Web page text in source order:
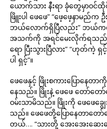
ယောက်သား နီးရာ ခုံတွေမှာဝ
ဖြိူးပါ ဖေဖေ” “ဖေ့ဖေ့နာမ
ဘယ်လောက်ရှိပြီလည်း” ဘယ်ကန
အသက်ကို အရင်မေးလိုက်ရသည်။ “
ရော ပြီးသွားပြီလား” “ဟုတ်ကဲ့ ရှ
ပါ ရှင့်”။
ဖေဖေနှင့် ဖြိုးစကားပြောနေတ
နေသည်။ ဖြိုးနဲ့ ဖေဖေ တော်တ
ဝမ်းသာမိသည်။ ဖြိုးကို ဖေဖေခ
သည်။ ဖေဖေတို့ပြောနေတာတော်
တယ်…. “သားတို့ အေးအေးဆေးဆ